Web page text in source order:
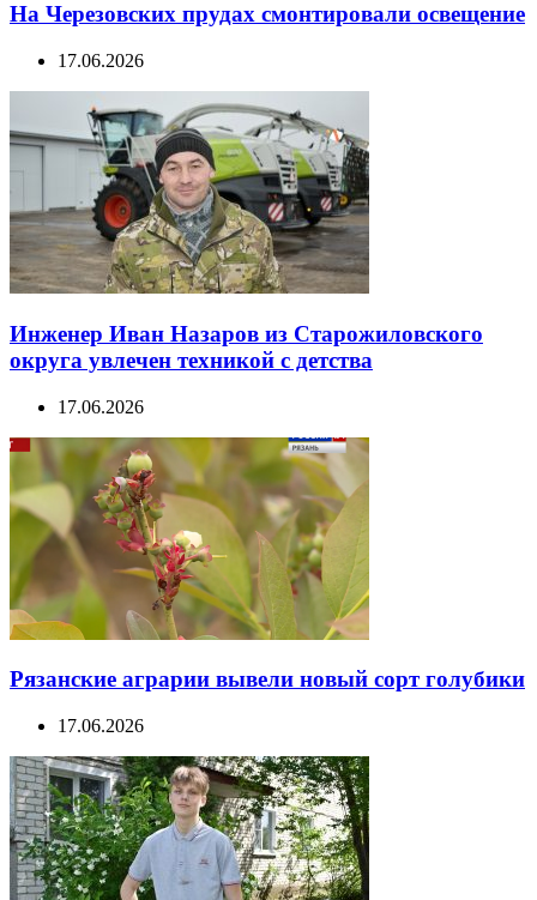
На Черезовских прудах смонтировали освещение
17.06.2026
Инженер Иван Назаров из Старожиловского
округа увлечен техникой с детства
17.06.2026
Рязанские аграрии вывели новый сорт голубики
17.06.2026